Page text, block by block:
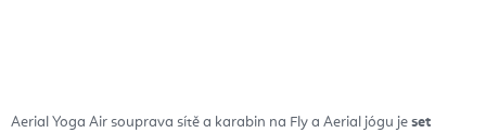
Aerial Yoga Air souprava sítě a karabin na Fly a Aerial jógu je set